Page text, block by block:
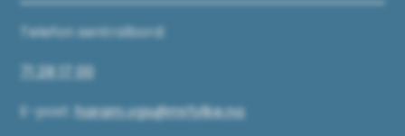
Telefon sentralbord:
71 28 17 00
E-post:haram.vgs@mrfylke.no